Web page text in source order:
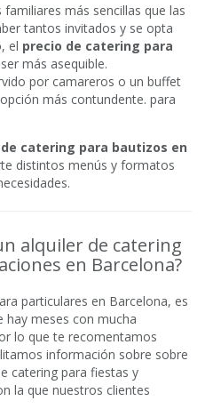
más sencillas que las
tantos invitados y se opta
el precio de catering para
más asequible.
por camareros o un buffet
más contundente. para
catering para bautizos en
distintos menús y formatos
alquiler de catering
en Barcelona?
particulares en Barcelona, es
meses con mucha
lo que te recomentamos
información sobre sobre
catering para fiestas y
la que nuestros clientes